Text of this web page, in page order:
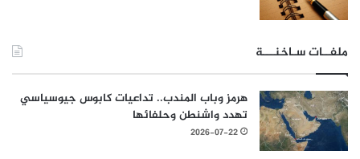
ملفــات سـاخنـــة
هرمز وباب المندب.. تداعيات كابوس جيوسياسي
تهدد واشنطن وحلفائها
2026-07-22